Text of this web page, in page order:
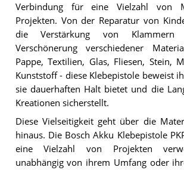
Verbindung für eine Vielzahl von
Projekten. Von der Reparatur von
die Verstärkung von
Verschönerung verschiedener
Pappe, Textilien, Glas, Fliesen, Stein,
Kunststoff - diese Klebepistole beweist
sie dauerhaften Halt bietet und die
Kreationen sicherstellt.
Diese Vielseitigkeit geht über die
hinaus. Die Bosch Akku Klebepistole
eine Vielzahl von Projekten
unabhängig von ihrem Umfang oder